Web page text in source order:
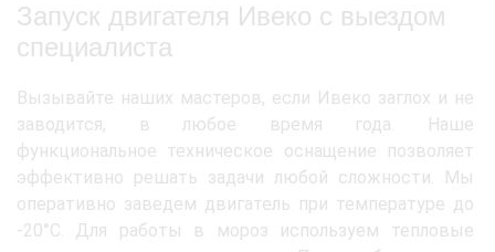
Запуск двигателя Ивеко с выездом
специалиста
Вызывайте наших мастеров, если Ивеко заглох и не
заводится, в любое время года. Наше
функциональное техническое оснащение позволяет
эффективно решать задачи любой сложности. Мы
оперативно заведем двигатель при температуре до
-20°C. Для работы в мороз используем тепловые